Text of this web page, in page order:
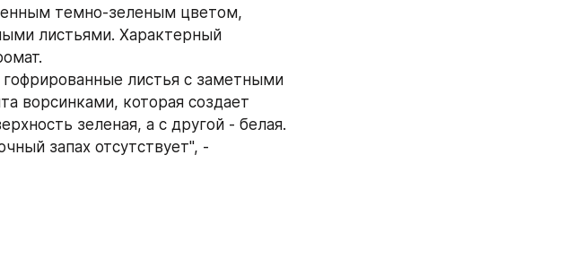
темно-зеленым цветом,
листьями. Характерный
листья с заметными
ворсинками, которая создает
зеленая, а с другой - белая.
запах отсутствует", -